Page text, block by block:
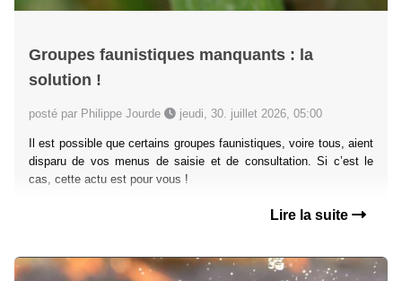
Groupes faunistiques manquants : la
solution !
posté par Philippe Jourde jeudi, 30. juillet 2026, 05:00
Il est possible que certains groupes faunistiques, voire tous, aient
disparu de vos menus de saisie et de consultation. Si c’est le
cas, cette actu est pour vous !
Lire la suite